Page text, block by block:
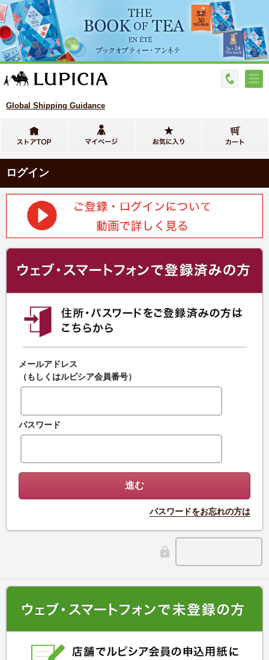
Global Shipping Guidance
ログイン
メールアドレス
（もしくはルピシア会員番号）
パスワード
パスワードをお忘れの方は